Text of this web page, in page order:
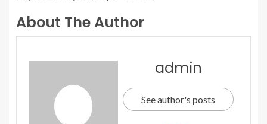
About The Author
admin
See author's posts